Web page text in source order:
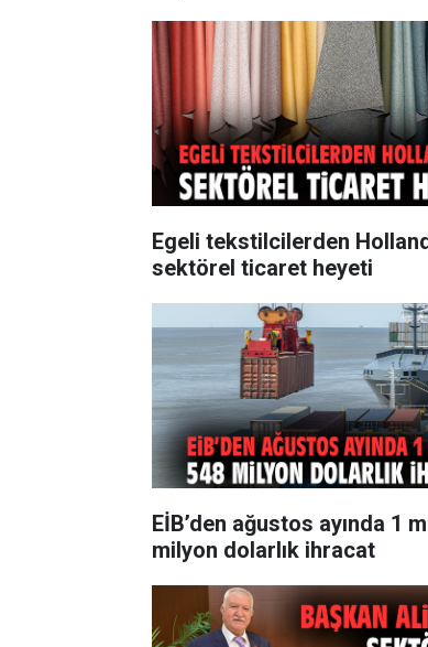
Egeli tekstilcilerden
sektörel ticaret heyeti
EİB’den ağustos ayında 1
milyon dolarlık ihracat